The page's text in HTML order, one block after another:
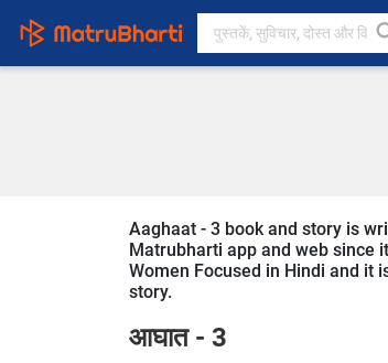
Aaghaat - 3 book and story is
Matrubharti app and web since
Women Focused in Hindi and it
story.
आघात - 3